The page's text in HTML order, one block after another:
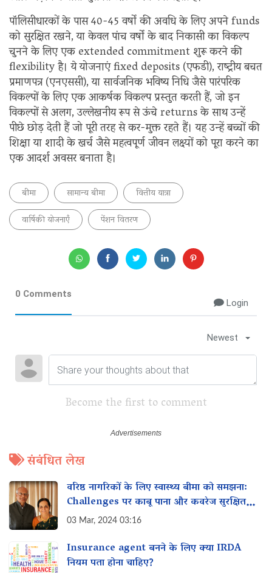
पॉलिसीधारकों के पास 40-45 वर्षों की अवधि के लिए अपने funds
को सुरक्षित रखने, या केवल पांच वर्षों के बाद निकासी का विकल्प
चुनने के लिए एक extended commitment शुरू करने की
flexibility है। ये योजनाएं fixed deposits (एफडी), राष्ट्रीय बचत
प्रमाणपत्र (एनएससी), या सार्वजनिक भविष्य निधि जैसे पारंपरिक
विकल्पों के लिए एक आकर्षक विकल्प प्रस्तुत करती हैं, जो इन
विकल्पों से अलग, उल्लेखनीय रूप से ऊंचे returns के साथ उन्हें
पीछे छोड़ देती हैं जो पूरी तरह से कर-मुक्त रहते हैं। यह उन्हें बच्चों की
शिक्षा या शादी के खर्च जैसे महत्वपूर्ण जीवन लक्ष्यों को पूरा करने का
एक आदर्श अवसर बनाता है।
बीमा सामान्य बीमा
वित्तीय यात्रा
वार्षिकी योजनाएँ
पेंशन वितरण
0 Comments
Login
Newest
Become the first to comment
संबंधित लेख
वरिष्ठ नागरिकों के लिए स्वास्थ्य बीमा को समझना:
Challenges पर काबू पाना और कवरेज सुरक्षित
करना
03 Mar, 2024 03:16
Insurance agent बनने के लिए क्या IRDA
नियम पता होना चाहिए?